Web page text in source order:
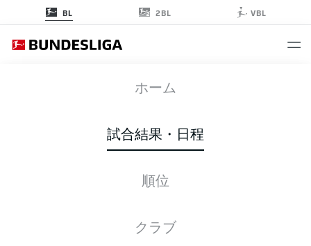
BL 2BL VBL
ホーム
試合結果・日程
順位
クラブ
M05 SGE
スターティングメンバー